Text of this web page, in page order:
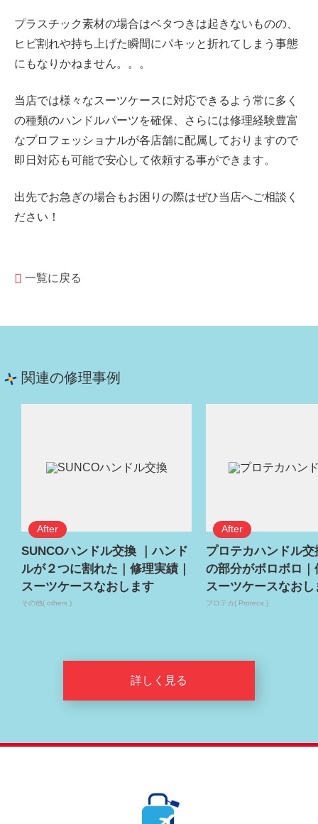
プラスチック素材の場合はベタつきは起きないものの、
ヒビ割れや持ち上げた瞬間にパキッと折れてしまう事態
にもなりかねません。。。
当店では様々なスーツケースに対応できるよう常に多く
の種類のハンドルパーツを確保、さらには修理経験豊富
なプロフェッショナルが各店舗に配属しておりますので
即日対応も可能で安心して依頼する事ができます。
出先でお急ぎの場合もお困りの際はぜひ当店へご相談く
ださい！
一覧に戻る
関連の修理事例
SUNCOハンドル交換 ｜ハンド
ルが２つに割れた｜修理実績｜
スーツケースなおします
その他( others )
プロテカハンドル
の部分がボロボロ｜
スーツケースなおし
プロテカ( Proteca )
詳しく見る